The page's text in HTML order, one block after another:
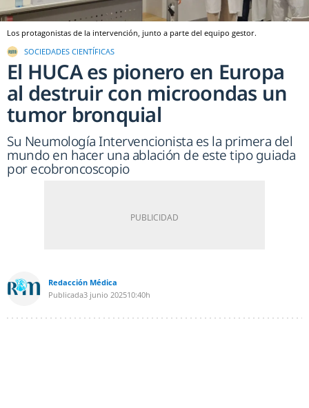
Los protagonistas de la intervención, junto a parte del equipo gestor.
SOCIEDADES CIENTÍFICAS
El HUCA es pionero en Europa
al destruir con microondas un
tumor bronquial
Su Neumología Intervencionista es la primera del
mundo en hacer una ablación de este tipo guiada
por ecobroncoscopio
Redacción Médica
Publicada3 junio 202510:40h